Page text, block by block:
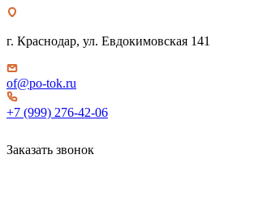
г. Краснодар, ул. Евдокимовская 141
of@po-tok.ru
+7 (999) 276-42-06
Заказать звонок